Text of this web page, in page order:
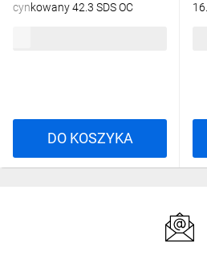
cynkowany 42.3 SDS OC
DO KOSZYKA